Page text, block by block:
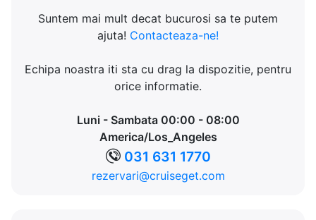
Suntem mai mult decat bucurosi sa te putem
ajuta! Contacteaza-ne!
Echipa noastra iti sta cu drag la dispozitie, pentru
orice informatie.
Luni - Sambata 00:00 - 08:00
America/Los_Angeles
031 631 1770
rezervari@cruiseget.com